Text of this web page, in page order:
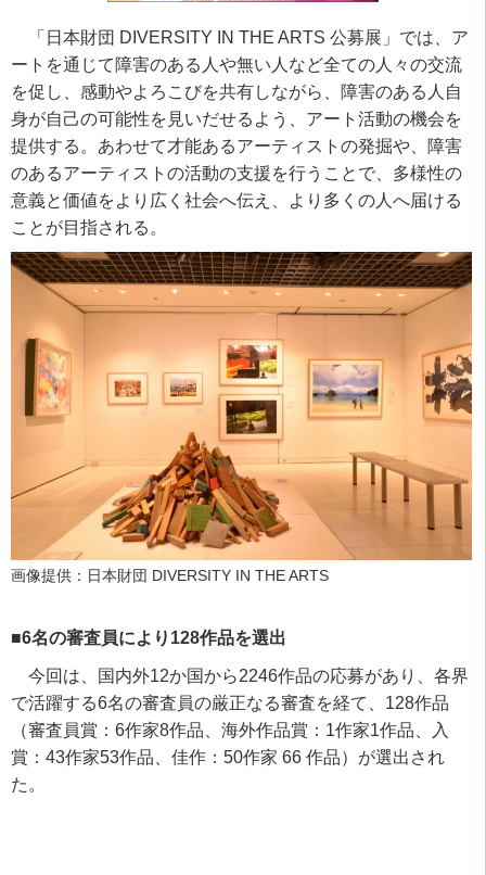
「日本財団 DIVERSITY IN THE ARTS 公募展」では、ア
ートを通じて障害のある人や無い人など全ての人々の交流
を促し、感動やよろこびを共有しながら、障害のある人自
身が自己の可能性を見いだせるよう、アート活動の機会を
提供する。あわせて才能あるアーティストの発掘や、障害
のあるアーティストの活動の支援を行うことで、多様性の
意義と価値をより広く社会へ伝え、より多くの人へ届ける
ことが目指される。
画像提供：日本財団 DIVERSITY IN THE ARTS
■6名の審査員により128作品を選出
今回は、国内外12か国から2246作品の応募があり、各界
で活躍する6名の審査員の厳正なる審査を経て、 128作品
（審査員賞： 6作家8作品、海外作品賞： 1作家1作品、入
賞： 43作家53作品、佳作： 50作家 66 作品）が選出され
た。